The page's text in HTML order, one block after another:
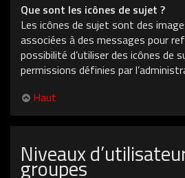
Que sont les icônes de sujet ?
Les icônes de sujet sont des
associées à des messages pour
possibilité d’utiliser des icônes de
permissions définies par
Haut
Niveaux
groupes